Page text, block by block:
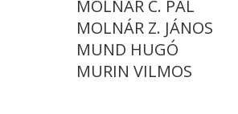
MOLNÁR C. PÁL
MOLNÁR Z. JÁNOS
MUND HUGÓ
MURIN VILMOS